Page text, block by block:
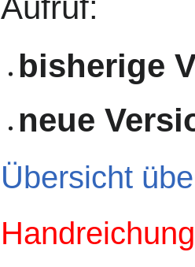
Aufruf:
bisherige
neue
Übersicht